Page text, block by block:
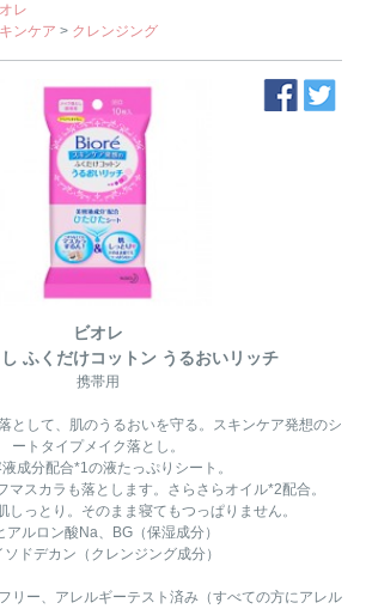
レ
ンケア > クレンジング
ビオレ
ふくだけコットン うるおいリッチ
携帯用
として、肌のうるおいを守る。スキンケア発想のシ
ートタイプメイク落とし。
成分配合*1の液たっぷりシート。
マスカラも落とします。さらさらオイル*2配合。
しっとり。そのまま寝てもつっぱりません。
アルロン酸Na、BG（保湿成分）
ソドデカン（クレンジング成分）
リー、アレルギーテスト済み（すべての方にアレル